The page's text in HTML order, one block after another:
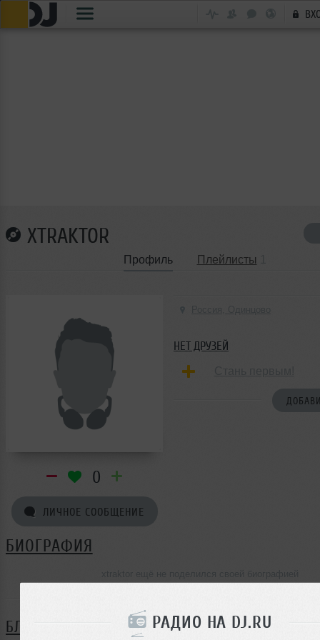
РАДИО НА DJ.RU
XTRAKTOR
Профиль Плейлисты
0
ЛИЧНОЕ СООБЩЕНИЕ
НЕТ ДРУЗЕЙ
БИОГРАФИЯ
БЛОГ